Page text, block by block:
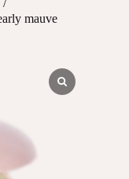
/
mauve